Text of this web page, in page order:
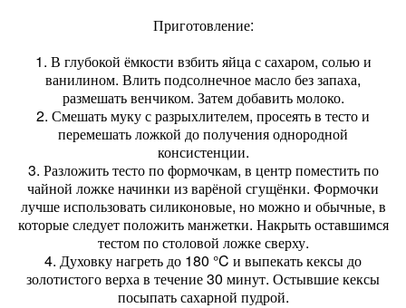
Приготовление:
1. В глубокой ёмкости взбить яйца с сахаром, солью и
ванилином. Влить подсолнечное масло без запаха,
размешать венчиком. Затем добавить молоко.
2. Смешать муку с разрыхлителем, просеять в тесто и
перемешать ложкой до получения однородной
консистенции.
3. Разложить тесто по формочкам, в центр поместить по
чайной ложке начинки из варёной сгущёнки. Формочки
лучше использовать силиконовые, но можно и обычные, в
которые следует положить манжетки. Накрыть оставшимся
тестом по столовой ложке сверху.
4. Духовку нагреть до 180 °C и выпекать кексы до
золотистого верха в течение 30 минут. Остывшие кексы
посыпать сахарной пудрой.